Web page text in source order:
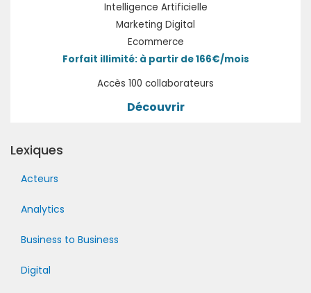
Intelligence Artificielle
Marketing Digital
Ecommerce
Forfait illimité: à partir de 166€/mois
Accès 100 collaborateurs
Découvrir
Lexiques
Acteurs
Analytics
Business to Business
Digital